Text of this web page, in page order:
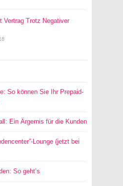
Vertrag Trotz Negativer
So können Sie Ihr Prepaid-
Ein Ärgernis für die Kunden
Lounge (jetzt bei
So geht’s